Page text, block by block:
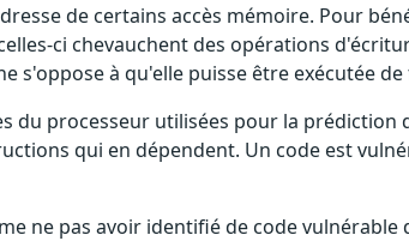
de certains accès mémoire. Pour
ci chevauchent des opérations
s'oppose à qu'elle puisse être exécutée
processeur utilisées pour la
qui en dépendent. Un code est
ne pas avoir identifié de code vulnérable